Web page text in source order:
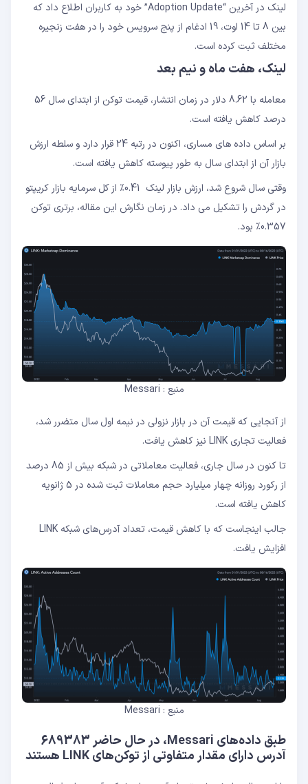
لینک در آخرین “Adoption Update” خود به کاربران اطلاع داد که
بین 8 تا 14 اوت، 19 ادغام از پنج سرویس خود را در هفت زنجیره
مختلف ثبت کرده است.
لینک، هفت ماه و نیم بعد
معامله با 8.62 دلار در زمان انتشار، قیمت توکن از ابتدای سال 56
درصد کاهش یافته است.
بر اساس داده های مساری، اکنون در رتبه 24 قرار دارد و سلطه ارزش
بازار آن از ابتدای سال به طور پیوسته کاهش یافته است.
وقتی سال شروع شد، ارزش بازار لینک 0.41٪ از کل سرمایه بازار کریپتو
در گردش را تشکیل می داد. در زمان نگارش این مقاله، برتری توکن
0.357٪ بود.
منبع : Messari
از آنجایی که قیمت آن در بازار نزولی در نیمه اول سال متضرر شد،
فعالیت تجاری LINK نیز کاهش یافت.
تا کنون در سال جاری، فعالیت معاملاتی در شبکه بیش از 85 درصد
از رکورد روزانه چهار میلیارد حجم معاملات ثبت شده در 5 ژانویه
کاهش یافته است.
جالب اینجاست که با کاهش قیمت، تعداد آدرس‌های شبکه LINK
افزایش یافت.
منبع : Messari
طبق داده‌های Messari، در حال حاضر 689383
آدرس دارای مقدار متفاوتی از توکن‌های LINK هستند